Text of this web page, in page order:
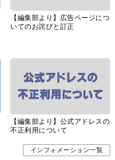
【編集部より】広告ページにつ
いてのお詫びと訂正
【編集部より】公式アドレスの
不正利用について
インフォメーション一覧